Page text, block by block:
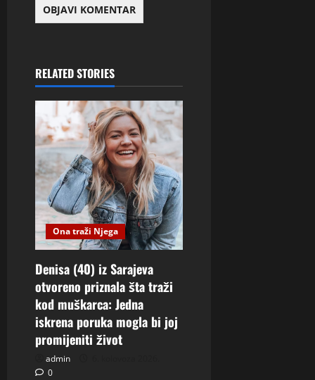
RELATED STORIES
Ona traži Njega
Denisa (40) iz Sarajeva
otvoreno priznala šta traži
kod muškarca: Jedna
iskrena poruka mogla bi joj
promijeniti život
admin
0